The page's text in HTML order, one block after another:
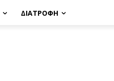
ΔΙΑΤΡΟΦΉ